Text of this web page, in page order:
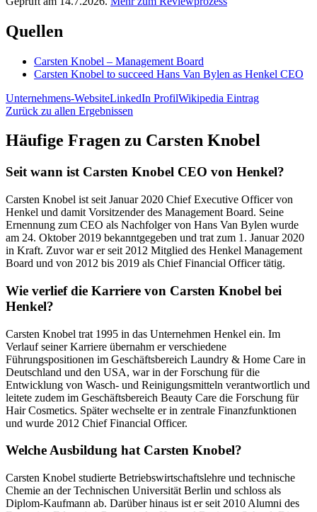
Quellen
Carsten Knobel – Management Board
Carsten Knobel to succeed Hans Van Bylen as Henkel CEO
Unternehmens-WebsiteLinkedIn ProfilWikipedia Eintrag
Zurück zu allen Ergebnissen
Häufige Fragen zu Carsten Knobel
Seit wann ist Carsten Knobel CEO von Henkel?
Carsten Knobel ist seit Januar 2020 Chief Executive Officer von
Henkel und damit Vorsitzender des Management Board. Seine
Ernennung zum CEO als Nachfolger von Hans Van Bylen wurde
am 24. Oktober 2019 bekanntgegeben und trat zum 1. Januar 2020
in Kraft. Zuvor war er seit 2012 Mitglied des Henkel Management
Board und von 2012 bis 2019 als Chief Financial Officer tätig.
Wie verlief die Karriere von Carsten Knobel bei
Henkel?
Carsten Knobel trat 1995 in das Unternehmen Henkel ein. Im
Verlauf seiner Karriere übernahm er verschiedene
Führungspositionen im Geschäftsbereich Laundry & Home Care in
Deutschland und den USA, war in der Forschung für die
Entwicklung von Wasch- und Reinigungsmitteln verantwortlich und
leitete zudem im Geschäftsbereich Beauty Care die Forschung für
Hair Cosmetics. Später wechselte er in zentrale Finanzfunktionen
und wurde 2012 Chief Financial Officer.
Welche Ausbildung hat Carsten Knobel?
Carsten Knobel studierte Betriebswirtschaftslehre und technische
Chemie an der Technischen Universität Berlin und schloss als
Diplom-Kaufmann ab. Darüber hinaus ist er seit 2010 Alumni des